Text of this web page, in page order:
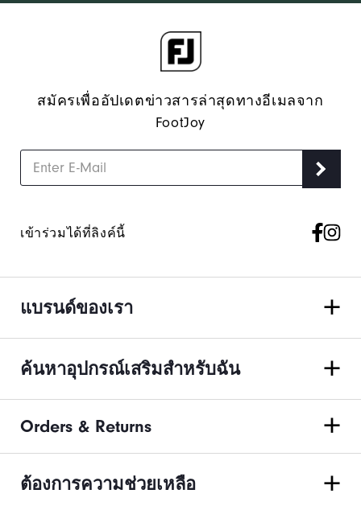
สมัครเพื่ออัปเดตข่าวสารล่าสุดทางอีเมลจาก
FootJoy
เข้าร่วมได้ที่ลิงค์นี้
แบรนด์ของเรา
ค้นหาอุปกรณ์เสริมสำหรับฉัน
Orders & Returns
ต้องการความช่วยเหลือ